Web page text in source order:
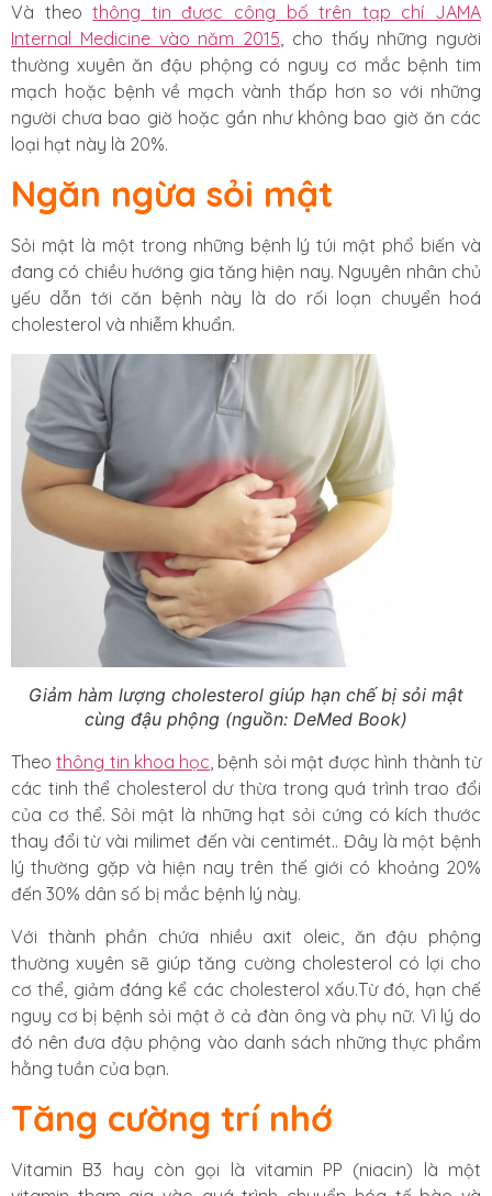
Và theothông tin được công bố trên tạp chí JAMA
Internal Medicine vào năm 2015, cho thấy những người
thường xuyên ăn đậu phộng có nguy cơ mắc bệnh tim
mạch hoặc bệnh về mạch vành thấp hơn so với những
người chưa bao giờ hoặc gần như không bao giờ ăn các
loại hạt này là 20%.
Ngăn ngừa sỏi mật
Sỏi mật là một trong những bệnh lý túi mật phổ biến và
đang có chiều hướng gia tăng hiện nay. Nguyên nhân chủ
yếu dẫn tới căn bệnh này là do rối loạn chuyển hoá
cholesterol và nhiễm khuẩn.
Giảm hàm lượng cholesterol giúp hạn chế bị sỏi mật
cùng đậu phộng (nguồn: DeMed Book)
Theothông tin khoa học, bệnh sỏi mật được hình thành từ
các tinh thể cholesterol dư thừa trong quá trình trao đổi
của cơ thể. Sỏi mật là những hạt sỏi cứng có kích thước
thay đổi từ vài milimet đến vài centimét.. Đây là một bệnh
lý thường gặp và hiện nay trên thế giới có khoảng 20%
đến 30% dân số bị mắc bệnh lý này.
Với thành phần chứa nhiều axit oleic, ăn đậu phộng
thường xuyên sẽ giúp tăng cường cholesterol có lợi cho
cơ thể, giảm đáng kể các cholesterol xấu.Từ đó, hạn chế
nguy cơ bị bệnh sỏi mật ở cả đàn ông và phụ nữ. Vì lý do
đó nên đưa đậu phộng vào danh sách những thực phẩm
hằng tuần của bạn.
Tăng cường trí nhớ
Vitamin B3 hay còn gọi là vitamin PP (niacin) là một